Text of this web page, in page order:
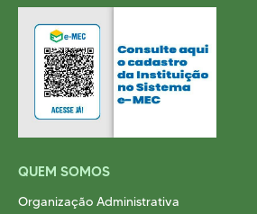
EQUIPE PEDAGÓGICA
E CORPO DOCENTE
INFRAESTRUTURA
Conheça nosso Campus
Biblioteca
Centro Laboratorial Professor Ivo Neitzel
QUEM SOMOS
Organização Administrativa